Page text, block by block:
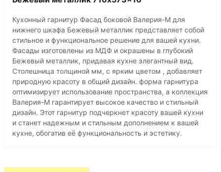
Кухонный гарнитур Фасад боковой Валерия-М для
нижнего шкафа Бежевый металлик представляет собой
стильное и функциональное решение для вашей кухни.
Фасады изготовлены из МДФ и окрашены в глубокий
Бежевый металлик, придавая кухне элегантный вид.
Столешница толщиной мм, с ярким цветом , добавляет
природную красоту в общий дизайн. форма гарнитура
оптимизирует использование пространства, а коллекция
Валерия-М гарантирует высокое качество и стильный
дизайн. Этот гарнитур подчеркнет красоту вашей кухни
и станет надежным и стильным дополнением к вашей
кухне, обогатив её функциональность и эстетику.